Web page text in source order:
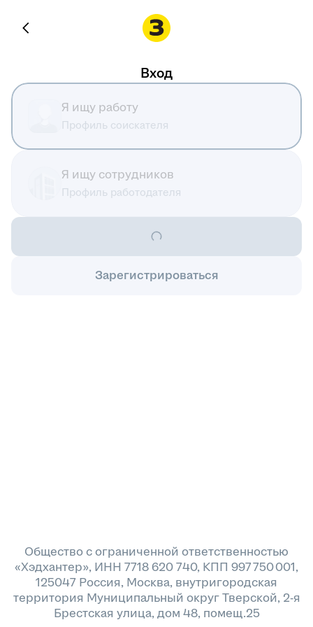
Вход
Я ищу работу
Профиль соискателя
Я ищу сотрудников
Профиль работодателя
Зарегистрироваться
Общество с ограниченной ответственностью
«Хэдхантер», ИНН 7718 620 740, КПП 997 750 001,
125047 Россия, Москва, внутригородская
территория Муниципальный округ Тверской, 2-я
Брестская улица, дом 48, помещ.25